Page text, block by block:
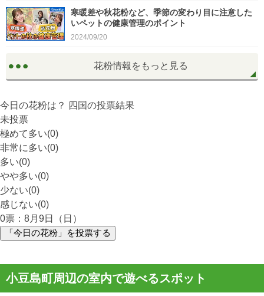
寒暖差や秋花粉など、季節の変わり目に注意した
いペットの健康管理のポイント
2024/09/20
花粉情報をもっと見る
今日の花粉は？ 四国の投票結果
未投票
極めて多い(0)
非常に多い(0)
多い(0)
やや多い(0)
少ない(0)
感じない(0)
0票：8月9日（日）
「今日の花粉」を投票する
小豆島町周辺の室内で遊べるスポット